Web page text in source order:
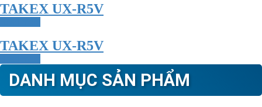
TAKEX UX-R5V
TAKEX UX-R5V
DANH MỤC SẢN PHẨM